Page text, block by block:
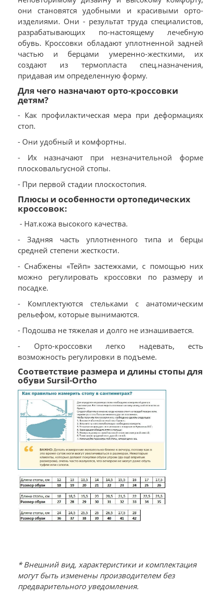
они становятся удобными и красивыми орто-
изделиями. Они - результат труда специалистов,
разрабатывающих по-настоящему лечебную
обувь. Кроссовки обладают уплотненной задней
частью и берцами умеренно-жесткими, их
создают из термопласта спец.назначения,
придавая им определенную форму.
Для чего назначают орто-кроссовки
детям?
- Как профилактическая мера при деформациях
стоп.
- Они удобный и комфортны.
- Их назначают при незначительной форме
плосковальгусной стопы.
- При первой стадии плоскостопия.
Плюсы и особенности ортопедических
кроссовок:
- Нат.кожа высокого качества.
- Задняя часть уплотненного типа и берцы
средней степени жесткости.
- Снабжены «Тейп» застежками, с помощью них
можно регулировать кроссовки по размеру и
посадке.
- Комплектуются стельками с анатомическим
рельефом, которые вынимаются.
- Подошва не тяжелая и долго не изнашивается.
- Орто-кроссовки легко надевать, есть
возможность регулировки в подъеме.
Соответствие размера и длины стопы для
обуви Sursil-Ortho
* Внешний вид, характеристики и комплектация
могут быть изменены производителем без
предварительного уведомления.